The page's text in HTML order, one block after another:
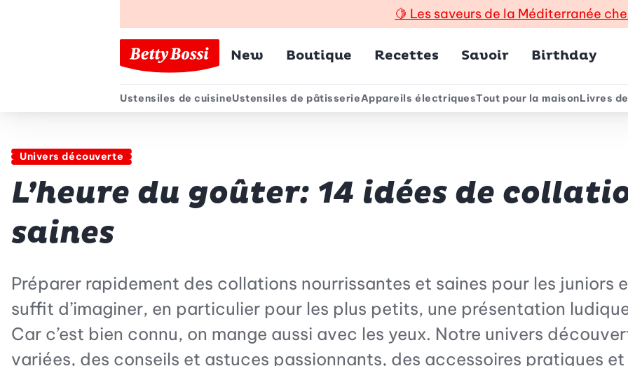
🍋 Les saveurs de la Méditerranée
Menu principal
New Boutique Recettes Savoir Birthday
Menu secondaire
Ustensiles de cuisineUstensiles de pâtisserieAppareils électriquesTout pour la maisonLivres
Univers découverte
L’heure du goûter: 14 idées de
saines
Préparer rapidement des collations nourrissantes et saines pour les juniors
suffit d’imaginer, en particulier pour les plus petits, une présentation
Car c’est bien connu, on mange aussi avec les yeux. Notre univers
variées, des conseils et astuces passionnants, des accessoires pratiques